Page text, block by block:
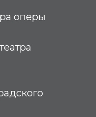
оперы